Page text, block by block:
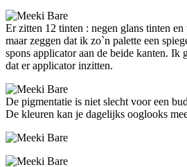
Er zitten 12 tinten : negen glans tinten
maar zeggen dat ik zo`n palette een
spons applicator aan de beide kanten. Ik
dat er applicator inzitten.
De pigmentatie is niet slecht voor een
De kleuren kan je dagelijks ooglooks